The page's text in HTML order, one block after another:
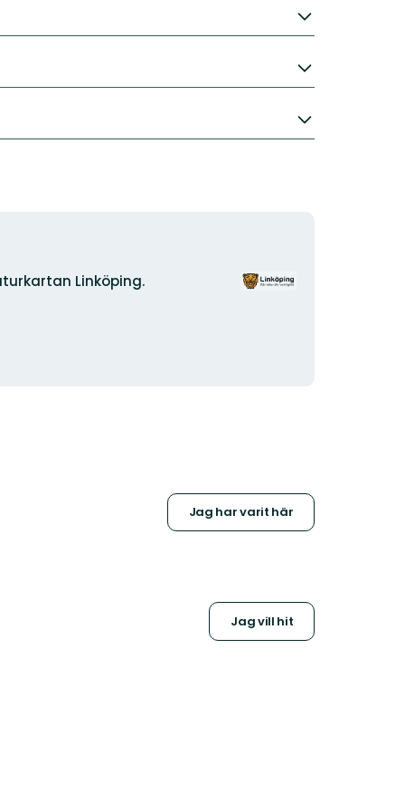
Linköping.
Organisationens
Jag har varit här
Jag vill hit